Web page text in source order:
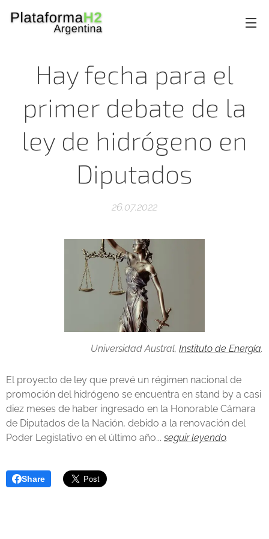
Hay fecha para el
primer debate de la
ley de hidrógeno en
Diputados
26.07.2022
Universidad Austral, Instituto de Energía.
El proyecto de ley que prevé un régimen nacional de
promoción del hidrógeno se encuentra en stand by a casi
diez meses de haber ingresado en la Honorable Cámara
de Diputados de la Nación, debido a la renovación del
Poder Legislativo en el último año... seguir leyendo.
Share